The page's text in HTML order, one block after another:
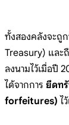
ทั้งสองคลังจะถู
Treasury) และ
ลงนามไว้เมื่อปี
ได้จากการ ยึดท
forfeitures) ไ